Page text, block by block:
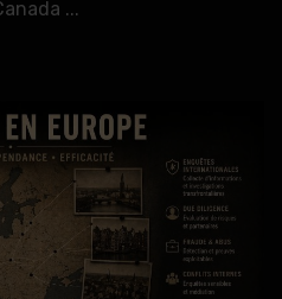
...